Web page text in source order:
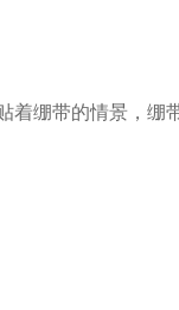
着绷带的情景，